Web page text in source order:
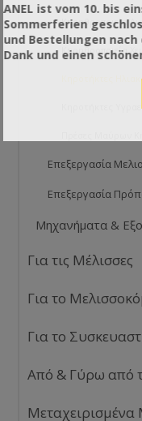
Κηρηθροποιεία
Κηρηθροποιεία
Κηροτήκτες
Κηροτήκτες
Επεξεργασία
Επεξεργασία
Μηχανήματα &
Για τις Μέλισσες
Για το
Για το
Από & Γύρω από
ANEL ist vom 10. bis
Sommerferien
und Bestellungen
Dank und einen